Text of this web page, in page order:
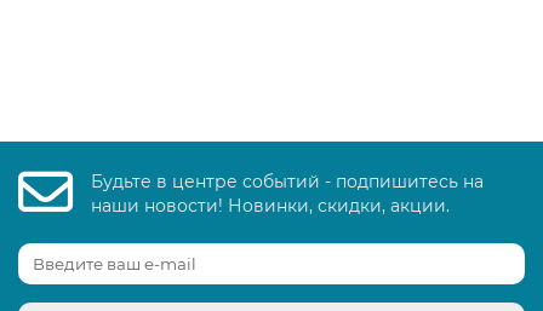
Будьте в центре событий - подпишитесь на
наши новости! Новинки, скидки, акции.